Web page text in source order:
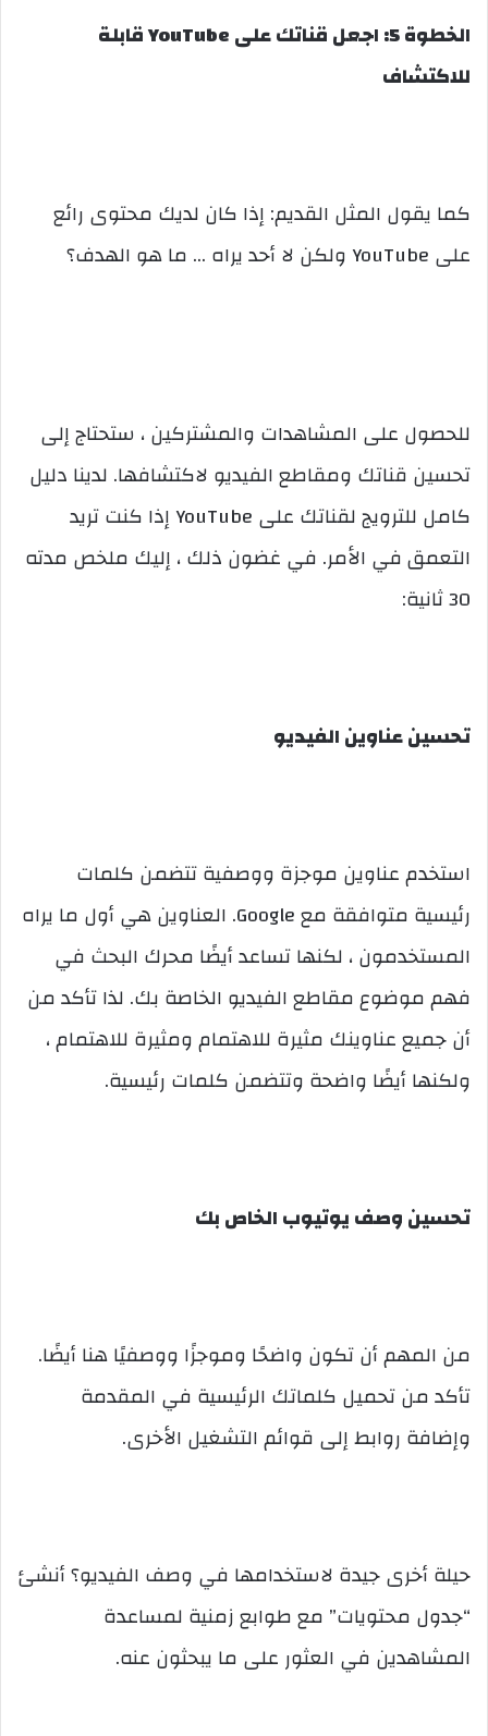
الخطوة 5: اجعل قناتك على YouTube قابلة
للاكتشاف
كما يقول المثل القديم: إذا كان لديك محتوى رائع
على YouTube ولكن لا أحد يراه … ما هو الهدف؟
للحصول على المشاهدات والمشتركين ، ستحتاج إلى
تحسين قناتك ومقاطع الفيديو لاكتشافها. لدينا دليل
كامل للترويج لقناتك على YouTube إذا كنت تريد
التعمق في الأمر. في غضون ذلك ، إليك ملخص مدته
30 ثانية:
تحسين عناوين الفيديو
استخدم عناوين موجزة ووصفية تتضمن كلمات
رئيسية متوافقة مع Google. العناوين هي أول ما يراه
المستخدمون ، لكنها تساعد أيضًا محرك البحث في
فهم موضوع مقاطع الفيديو الخاصة بك. لذا تأكد من
أن جميع عناوينك مثيرة للاهتمام ومثيرة للاهتمام ،
ولكنها أيضًا واضحة وتتضمن كلمات رئيسية.
تحسين وصف يوتيوب الخاص بك
من المهم أن تكون واضحًا وموجزًا ووصفيًا هنا أيضًا.
تأكد من تحميل كلماتك الرئيسية في المقدمة
وإضافة روابط إلى قوائم التشغيل الأخرى.
حيلة أخرى جيدة لاستخدامها في وصف الفيديو؟ أنشئ
“جدول محتويات” مع طوابع زمنية لمساعدة
المشاهدين في العثور على ما يبحثون عنه.